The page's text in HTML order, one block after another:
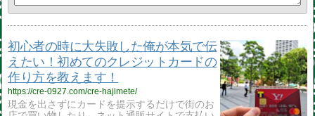
初心者の時に大失敗した俺が本気で伝
えたい！初めてのクレジットカードの
作り方を教えます！
https://cre-0927.com/cre-hajimete/
現金を出さずにカードを提示するだけで街のお